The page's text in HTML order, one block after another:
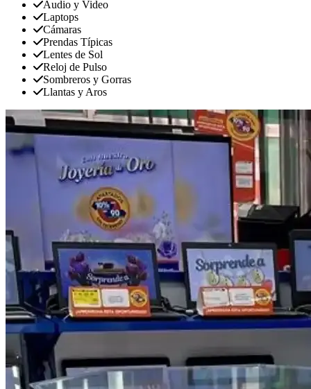
Audio y Video
Laptops
Cámaras
Prendas Típicas
Lentes de Sol
Reloj de Pulso
Sombreros y Gorras
Llantas y Aros